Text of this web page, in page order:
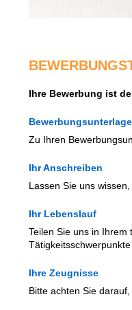
Ihre Bewerbung ist
Zu Ihren
Ihr Anschreiben
Lassen Sie uns
Ihr Lebenslauf
Teilen Sie uns in
Ihre Zeugnisse
Bitte achten Sie